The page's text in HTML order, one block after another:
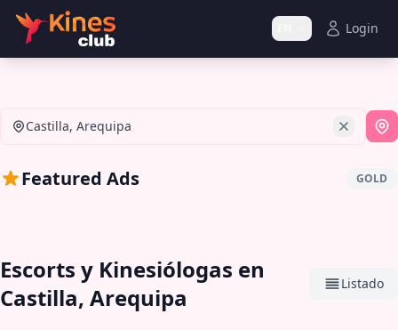
Login
Castilla, Arequipa
Featured Ads GOLD
Escorts y Kinesiólogas en
Castilla, Arequipa
Listado